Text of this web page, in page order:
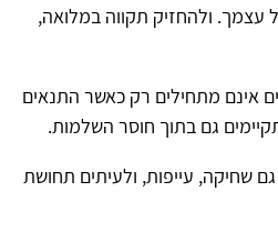
עצמך. ולהחזיק תקווה במלואה,
אינם מתחילים רק כאשר התנאים
גם בתוך חוסר השלמות.
שחיקה, עייפות, ולעיתים תחושת